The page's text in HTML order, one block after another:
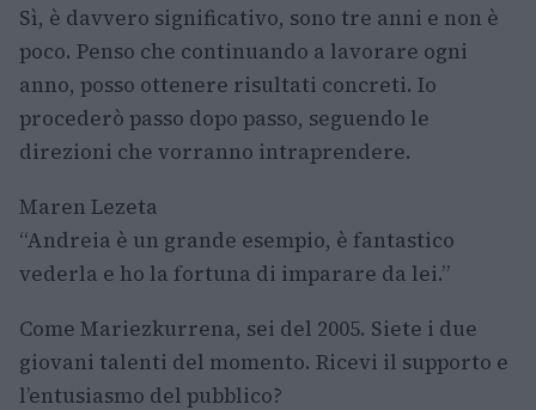
Sì, è davvero significativo, sono tre anni e non è
poco. Penso che continuando a lavorare ogni
anno, posso ottenere risultati concreti. Io
procederò passo dopo passo, seguendo le
direzioni che vorranno intraprendere.
Maren Lezeta
“Andreia è un grande esempio, è fantastico
vederla e ho la fortuna di imparare da lei.”
Come Mariezkurrena, sei del 2005. Siete i due
giovani talenti del momento. Ricevi il supporto e
l’entusiasmo del pubblico?